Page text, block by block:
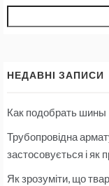
НЕДАВНІ ЗАПИСИ
Как подобрать шины
Трубопровідна
застосовується і як
Як зрозуміти, що